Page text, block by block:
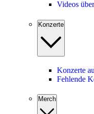
Videos
Konzerte
Konzerte
Fehlende
Merch